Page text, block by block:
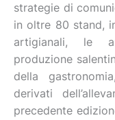
strategie di
in oltre 80 stand,
artigianali, le
produzione
della
derivati
precedente